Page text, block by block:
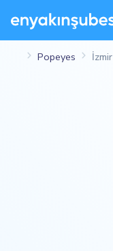
Popeyes İzmir